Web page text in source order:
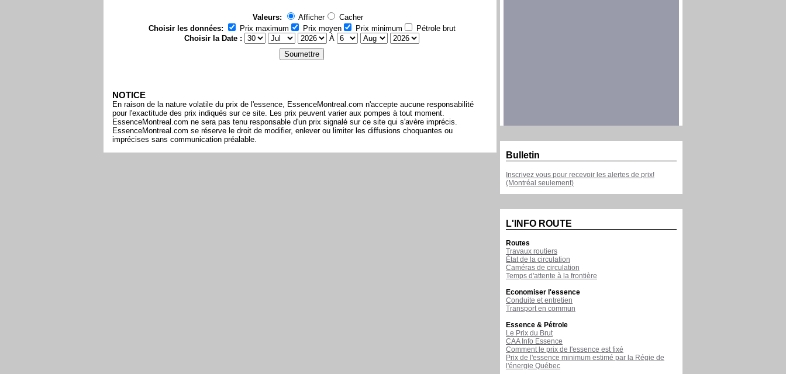
Valeurs: Afficher
Cacher
Choisir les données:
Prix maximum Prix moyen Prix minimum
Pétrole brut
Choisir la Date :
À
NOTICE
En raison de la nature volatile du prix de l'essence, EssenceMontreal.com n'accepte aucune responsabilité
pour l'exactitude des prix indiqués sur ce site. Les prix peuvent varier aux pompes à tout moment.
EssenceMontreal.com ne sera pas tenu responsable d'un prix signalé sur ce site qui s'avère imprécis.
EssenceMontreal.com se réserve le droit de modifier, enlever ou limiter les diffusions choquantes ou
imprécises sans communication préalable.
Bulletin
Inscrivez vous pour recevoir les alertes de prix!
(Montréal seulement)
L'INFO ROUTE
Routes
Travaux routiers
État de la circulation
Caméras de circulation
Temps d'attente à la frontière
Economiser l'essence
Conduite et entretien
Transport en commun
Essence & Pétrole
Le Prix du Brut
CAA Info Essence
Comment le prix de l'essence est fixé
Prix de l'essence minimum estimé par la Régie de
l'énergie Québec